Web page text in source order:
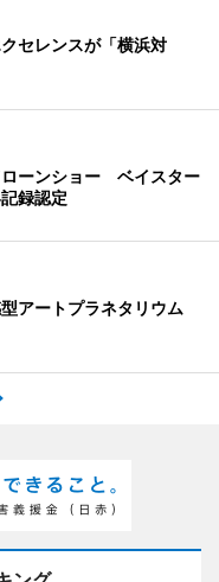
セレンスが「横浜対
ーンショー ベイスター
録認定
アートプラネタリウム